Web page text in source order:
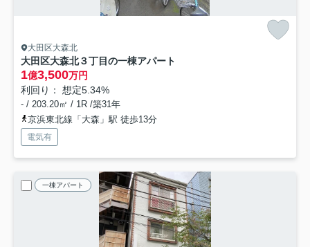
大田区大森北
大田区大森北３丁目の一棟アパート
1億3,500万円
利回り： 想定5.34%
- / 203.20㎡ / 1R /築31年
京浜東北線「大森」駅 徒歩13分
電気有
一棟アパート